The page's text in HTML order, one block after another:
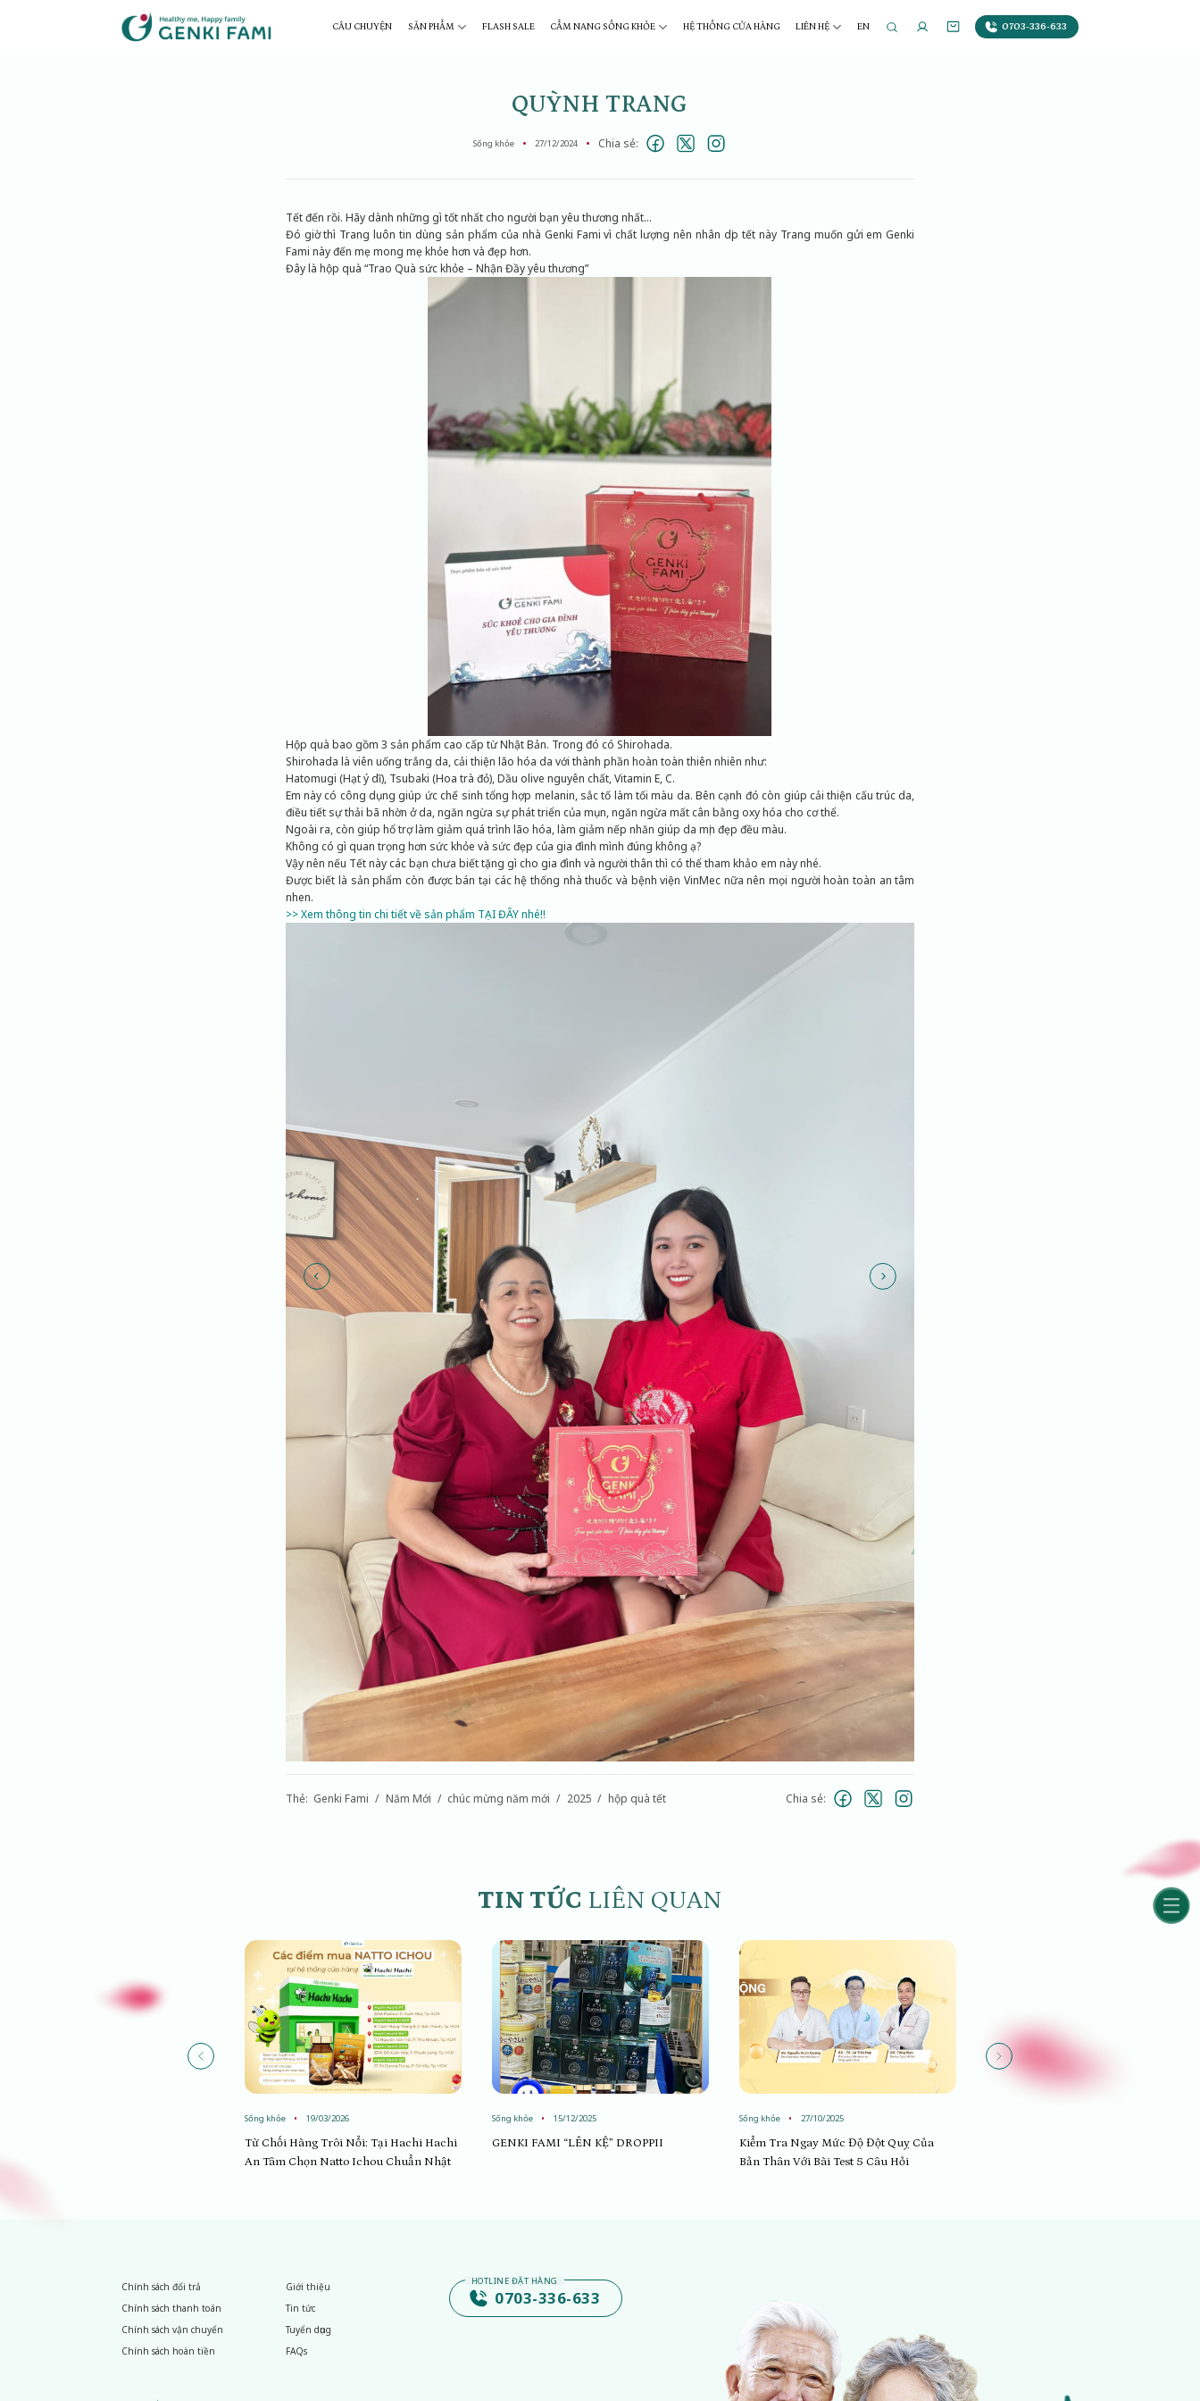
CÂU CHUYỆN SẢN PHẨM FLASH SALE CẨM NANG SỐNG KHỎE HỆ THỐNG CỬA HÀNG LIÊN HỆ EN 0703-336-633
QUỲNH TRANG
Sống khỏe 27/12/2024 Chia sẻ:
Tết đến rồi. Hãy dành những gì tốt nhất cho người bạn yêu thương nhất…
Đó giờ thì Trang luôn tin dùng sản phẩm của nhà Genki Fami vì chất lượng nên nhân dịp tết này Trang muốn gửi em Genki
Fami này đến mẹ mong mẹ khỏe hơn và đẹp hơn.
Đây là hộp quà “Trao Quà sức khỏe – Nhận Đầy yêu thương”
Hộp quà bao gồm 3 sản phẩm cao cấp từ Nhật Bản. Trong đó có Shirohada.
Shirohada là viên uống trắng da, cải thiện lão hóa da với thành phần hoàn toàn thiên nhiên như:
Hatomugi (Hạt ý dĩ), Tsubaki (Hoa trà đỏ), Dầu olive nguyên chất, Vitamin E, C.
Em này có công dụng giúp ức chế sinh tổng hợp melanin, sắc tố làm tối màu da. Bên cạnh đó còn giúp cải thiện cấu trúc da,
điều tiết sự thải bã nhờn ở da, ngăn ngừa sự phát triển của mụn, ngăn ngừa mất cân bằng oxy hóa cho cơ thể.
Ngoài ra, còn giúp hổ trợ làm giảm quá trình lão hóa, làm giảm nếp nhăn giúp da mịn đẹp đều màu.
Không có gì quan trọng hơn sức khỏe và sức đẹp của gia đình mình đúng không ạ?
Vậy nên nếu Tết này các bạn chưa biết tặng gì cho gia đình và người thân thì có thể tham khảo em này nhé.
Được biết là sản phẩm còn được bán tại các hệ thống nhà thuốc và bệnh viện VinMec nữa nên mọi người hoàn toàn an tâm
nhen.
>> Xem thông tin chi tiết về sản phẩm TẠI ĐÂY nhé!!
Thẻ: Genki Fami Năm Mới chúc mừng năm mới 2025 hộp quà tết Chia sẻ:
TIN TỨC LIÊN QUAN
Sống khỏe 19/03/2026
Từ Chối Hàng Trôi Nổi: Tại Hachi Hachi
An Tâm Chọn Natto Ichou Chuẩn Nhật
Sống khỏe 15/12/2025
GENKI FAMI “LÊN KỆ” DROPPII
Sống khỏe 27/10/2025
Kiểm Tra Ngay Mức Độ Đột Quỵ Của
Bản Thân Với Bài Test 5 Câu Hỏi
Chính sách đổi trả
Chính sách thanh toán
Chính sách vận chuyển
Chính sách hoàn tiền
Giới thiệu
Tin tức
Tuyển dụng
FAQs
0703-336-633